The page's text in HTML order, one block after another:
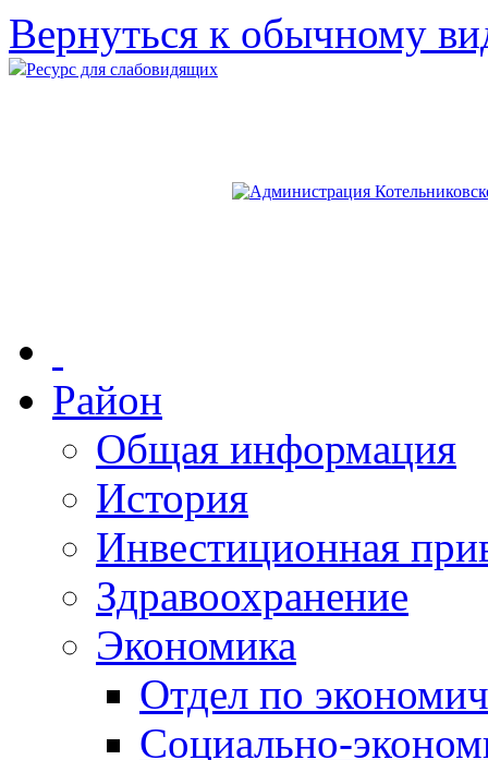
Вернуться к обычному
Ресурс для слабовидящих
Район
Общая информация
История
Инвестиционная
Здравоохранение
Экономика
Отдел по
Социально-